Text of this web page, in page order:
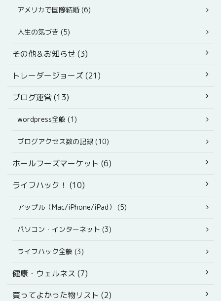
アメリカで国際結婚 (6)
人生の気づき (5)
その他＆お知らせ (3)
トレーダージョーズ (21)
ブログ運営 (13)
wordpress全般 (1)
ブログアクセス数の記録 (10)
ホールフーズマーケット (6)
ライフハック！ (10)
アップル（Mac/iPhone/iPad） (5)
パソコン・インターネット (3)
ライフハック全般 (3)
健康・ウェルネス (7)
買ってよかった物リスト (2)